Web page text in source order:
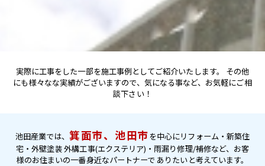
実際に工事をした一部を施工事例としてご紹介いたします。
その他
にも様々なな実績がございますので、気になる事など、お気軽にご相
談下さい！
池田産業では、箕面市、池田市を中心にリフォーム・新築住
宅・外壁塗装外構工事(エクステリア)・雨漏り修理/補修など、お客
様のお住まいの一番身近なパートナーで ありたいと考えています。